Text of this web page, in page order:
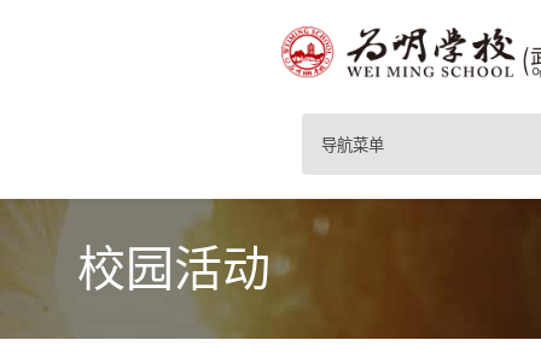
导航菜单
校园活动